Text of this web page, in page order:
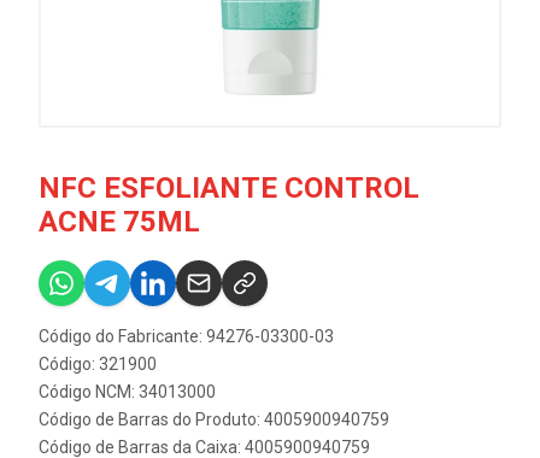
NFC ESFOLIANTE CONTROL
ACNE 75ML
Código do Fabricante: 94276-03300-03
Código: 321900
Código NCM: 34013000
Código de Barras do Produto: 4005900940759
Código de Barras da Caixa: 4005900940759